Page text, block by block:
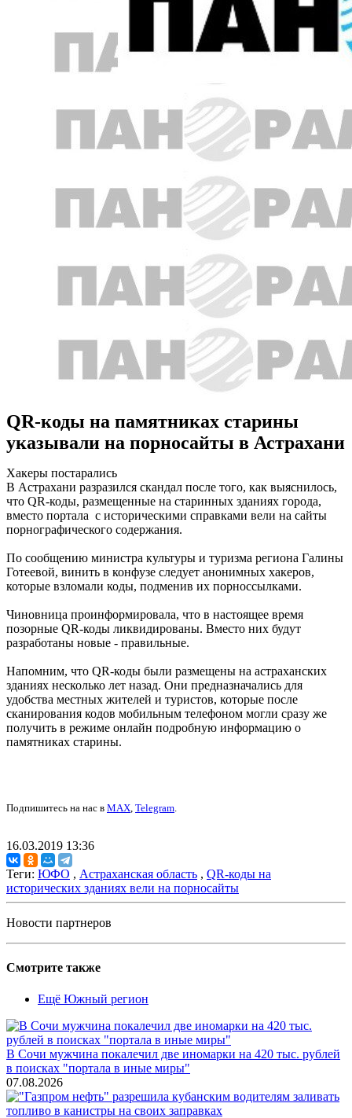
QR-коды на памятниках старины
указывали на порносайты в Астрахани
Хакеры постарались
В Астрахани разразился скандал после того, как выяснилось,
что QR-коды, размещенные на старинных зданиях города,
вместо портала с историческими справками вели на сайты
порнографического содержания.
По сообщению министра культуры и туризма региона Галины
Готеевой, винить в конфузе следует анонимных хакеров,
которые взломали коды, подменив их порноссылками.
Чиновница проинформировала, что в настоящее время
позорные QR-коды ликвидированы. Вместо них будут
разработаны новые - правильные.
Напомним, что QR-коды были размещены на астраханских
зданиях несколько лет назад. Они предназначались для
удобства местных жителей и туристов, которые после
сканирования кодов мобильным телефоном могли сразу же
получить в режиме онлайн подробную информацию о
памятниках старины.
Подпишитесь на нас в MAX, Telegram.
16.03.2019 13:36
Теги: ЮФО , Астраханская область , QR-коды на
исторических зданиях вели на порносайты
Новости партнеров
Смотрите также
Ещё Южный регион
В Сочи мужчина покалечил две иномарки на 420 тыс. рублей
в поисках "портала в иные миры"
07.08.2026